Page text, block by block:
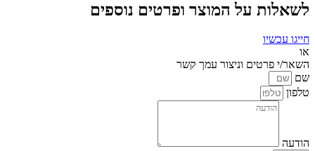
לשאלות על המוצר ופרטים נוספים
חייגו עכשיו
או
השאר/י פרטים וניצור עמך קשר
שם
טלפון
הודעה